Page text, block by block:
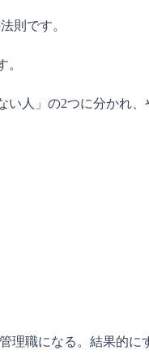
則です。
い人」の2つに分かれ、
理職になる。結果的に